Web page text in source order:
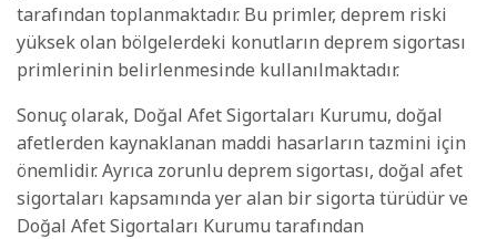
tarafından toplanmaktadır. Bu primler, deprem riski
yüksek olan bölgelerdeki konutların deprem sigortası
primlerinin belirlenmesinde kullanılmaktadır.
Sonuç olarak, Doğal Afet Sigortaları Kurumu, doğal
afetlerden kaynaklanan maddi hasarların tazmini için
önemlidir. Ayrıca zorunlu deprem sigortası, doğal afet
sigortaları kapsamında yer alan bir sigorta türüdür ve
Doğal Afet Sigortaları Kurumu tarafından